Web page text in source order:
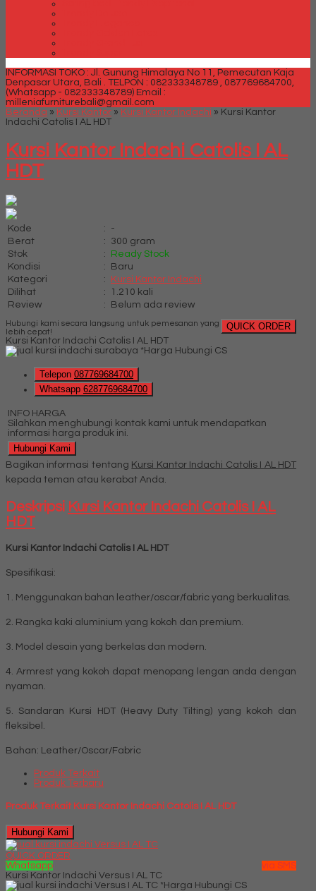
INFORMASI TOKO : Jl. Gunung Himalaya No 11, Pemecutan Kaja
Denpasar Utara, Bali . TELPON : 082333348789 , 087769684700,
(Whatsapp - 082333348789) Email :
milleniafurniturebali@gmail.com
Beranda » Kursi Kantor » Kursi Kantor Indachi » Kursi Kantor
Indachi Catolis I AL HDT
Kursi Kantor Indachi Catolis I AL
HDT
Kode :
-
Berat
:
300 gram
Stok
:
Ready Stock
Kondisi
:
Baru
Kategori
:
Kursi Kantor Indachi
Dilihat
:
1.210 kali
Review
: Belum ada review
QUICK ORDER
Hubungi kami secara langsung untuk pemesanan yang
lebih cepat!
Kursi Kantor Indachi Catolis I AL HDT
*Harga Hubungi CS
Telepon 087769684700
Whatsapp 6287769684700
INFO HARGA
Silahkan menghubungi kontak kami untuk mendapatkan
informasi harga produk ini.
Hubungi Kami
Bagikan informasi tentang Kursi Kantor Indachi Catolis I AL HDT
kepada teman atau kerabat Anda.
Deskripsi Kursi Kantor Indachi Catolis I AL
HDT
Kursi Kantor Indachi Catolis I AL HDT
Spesifikasi:
1. Menggunakan bahan leather/oscar/fabric yang berkualitas.
2. Rangka kaki aluminium yang kokoh dan premium.
3. Model desain yang berkelas dan modern.
4. Armrest yang kokoh dapat menopang lengan anda dengan
nyaman.
5. Sandaran Kursi HDT (Heavy Duty Tilting) yang kokoh dan
fleksibel.
Bahan: Leather/Oscar/Fabric
Produk Terkait
Produk Terbaru
Produk Terkait Kursi Kantor Indachi Catolis I AL HDT
Hubungi Kami
QUICK ORDER
Whatsapp
via SMS
Kursi Kantor Indachi Versus I AL TC
*Harga Hubungi CS